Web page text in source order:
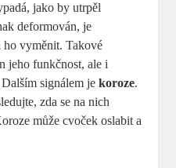
jako by utrpěl
deformován, je
ho vyměnit. Takové
jeho funkčnost, ale i
signálem jekoroze.
zda se na nich
může cvoček oslabit a